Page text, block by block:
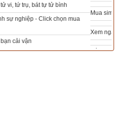
sim miễn phí
-6x giá rẻ nhất thị trường - Click xem